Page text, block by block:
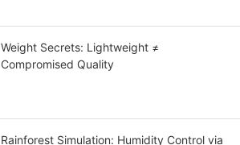
Weight Secrets: Lightweight ≠
Compromised Quality
Rainforest Simulation: Humidity Control via